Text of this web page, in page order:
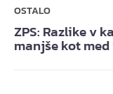
OSTALO
ZPS: Razlike v
manjše kot